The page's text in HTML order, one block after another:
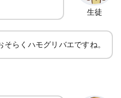
生徒
そらくハモグリバエですね。